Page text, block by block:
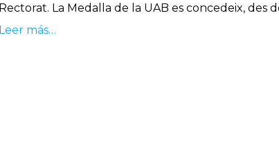
Rectorat. La Medalla de la UAB es concedeix, des
Leer más…